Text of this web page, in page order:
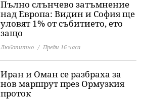
Пълно слънчево затъмнение
над Европа: Видин и София ще
уловят 1% от събитието, ето
защо
Любопитно Преди 16 часа
Иран и Оман се разбраха за
нов маршрут през Ормузкия
проток